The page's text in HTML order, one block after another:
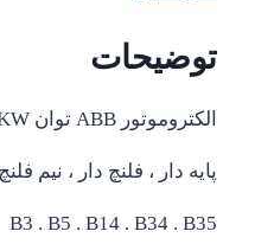
توضیحات
الکتروموتور ABB توان ۲۵۰KW دور ۲۹۰۰ سه فاز
پایه دار ، فلنچ دار ، نیم فلنچ
B3 . B5 . B14 . B34 . B35